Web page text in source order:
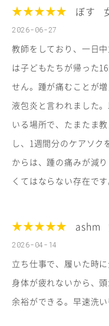
★★★★★ ぼす
2026-06-27
教師をしており、一日
は子どもたちが帰った
せん。踵が痛むことが
液包炎と言われました
いる場所で、たまたま
し、1週間分のケアソク
からは、踵の痛みが減
くてはならない存在です
★★★★★ ashm
2026-04-14
立ち仕事で、履いた時
身体が疲れないから、
余裕ができる。早速洗